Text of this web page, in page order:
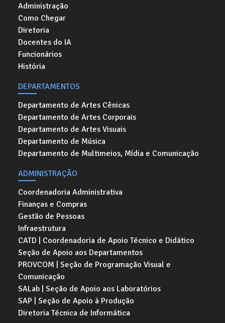
Administração
Como Chegar
Diretoria
Docentes do IA
Funcionários
História
DEPARTAMENTOS
Departamento de Artes Cênicas
Departamento de Artes Corporais
Departamento de Artes Visuais
Departamento de Música
Departamento de Multimeios, Mídia e Comunicação
ADMINISTRAÇÃO
Coordenadoria Administrativa
Finanças e Compras
Gestão de Pessoas
Infraestrutura
CATD | Coordenadoria de Apoio Técnico e Didático
Seção de Apoio aos Departamentos
PROVCOM | Seção de Programação Visual e
Comunicação
SALab | Seção de Apoio aos Laboratórios
SAP | Seção de Apoio à Produção
Diretoria Técnica de Informática